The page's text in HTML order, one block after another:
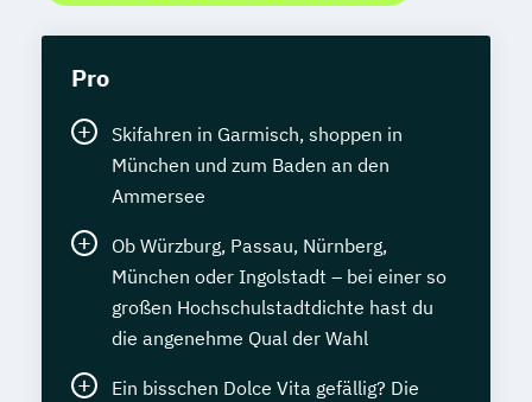
Pro
Skifahren in Garmisch, shoppen in
München und zum Baden an den
Ammersee
Ob Würzburg, Passau, Nürnberg,
München oder Ingolstadt – bei einer so
großen Hochschulstadtdichte hast du
die angenehme Qual der Wahl
Ein bisschen Dolce Vita gefällig? Die